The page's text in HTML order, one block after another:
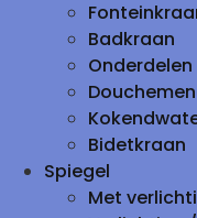
Badkraan
Bidetkraan
Spiegel
Met